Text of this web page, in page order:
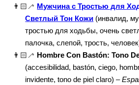
👨🏻‍🦯 Мужчина с Тростью для
Светлый Тон Кожи (инвалид,
тростью для ходьбы, очень
палочка, слепой, трость,
👨🏻‍🦯 Hombre Con Bastón: Tono
(accesibilidad, bastón, ciego,
invidente, tono de piel claro) –